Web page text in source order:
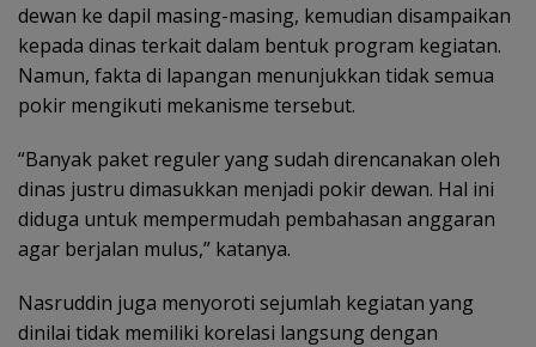
dewan ke dapil masing-masing, kemudian disampaikan
kepada dinas terkait dalam bentuk program kegiatan.
Namun, fakta di lapangan menunjukkan tidak semua
pokir mengikuti mekanisme tersebut.
“Banyak paket reguler yang sudah direncanakan oleh
dinas justru dimasukkan menjadi pokir dewan. Hal ini
diduga untuk mempermudah pembahasan anggaran
agar berjalan mulus,” katanya.
Nasruddin juga menyoroti sejumlah kegiatan yang
dinilai tidak memiliki korelasi langsung dengan